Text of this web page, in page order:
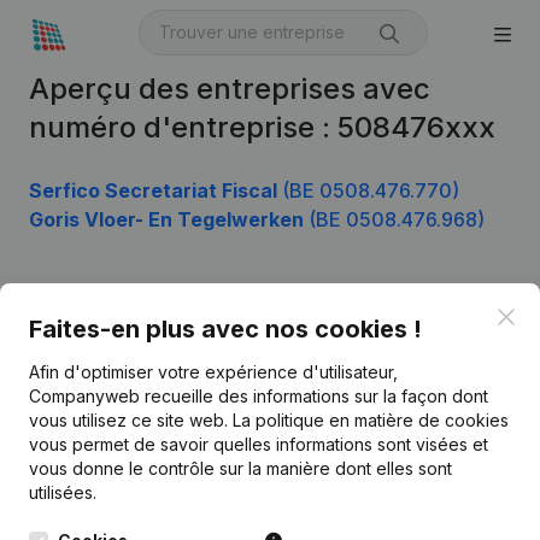
Aperçu des entreprises avec
numéro d'entreprise : 508476xxx
Serfico Secretariat Fiscal (BE 0508.476.770)
Goris Vloer- En Tegelwerken (BE 0508.476.968)
Faites-en plus avec nos cookies !
Afin d'optimiser votre expérience d'utilisateur,
Companyweb recueille des informations sur la façon dont
vous utilisez ce site web. La politique en matière de cookies
vous permet de savoir quelles informations sont visées et
vous donne le contrôle sur la manière dont elles sont
utilisées.
Français
Kantorenpark Everest
248D,
Monitoring
Recherche internationale